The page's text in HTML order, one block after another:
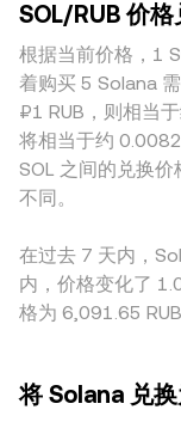
SOL/RUB 价
根据当前价格，1
着购买 5 Solana
₽1 RUB，则相当
将相当于约
SOL 之间的兑换
不同。
在过去 7 天内，
内，价格变化了
格为 6,091.65
将 Solana 兑